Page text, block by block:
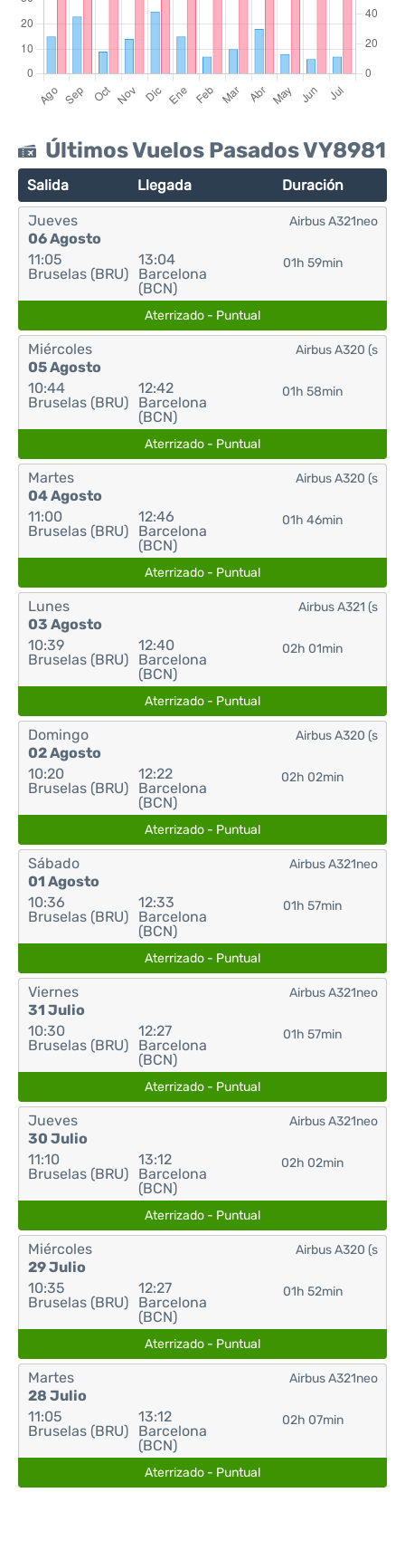
Últimos Vuelos Pasados VY8981
Salida Llegada Duración
Jueves
06 Agosto
11:05
Bruselas (BRU)
13:04
Barcelona
(BCN)
01h 59min
Airbus A321neo
Aterrizado - Puntual
Miércoles
05 Agosto
10:44
Bruselas (BRU)
12:42
Barcelona
(BCN)
01h 58min
Airbus A320 (s
Aterrizado - Puntual
Martes
04 Agosto
11:00
Bruselas (BRU)
12:46
Barcelona
(BCN)
01h 46min
Airbus A320 (s
Aterrizado - Puntual
Lunes
03 Agosto
10:39
Bruselas (BRU)
12:40
Barcelona
(BCN)
02h 01min
Airbus A321 (s
Aterrizado - Puntual
Domingo
02 Agosto
10:20
Bruselas (BRU)
12:22
Barcelona
(BCN)
02h 02min
Airbus A320 (s
Aterrizado - Puntual
Sábado
01 Agosto
10:36
Bruselas (BRU)
12:33
Barcelona
(BCN)
01h 57min
Airbus A321neo
Aterrizado - Puntual
Viernes
31 Julio
10:30
Bruselas (BRU)
12:27
Barcelona
(BCN)
01h 57min
Airbus A321neo
Aterrizado - Puntual
Jueves
30 Julio
11:10
Bruselas (BRU)
13:12
Barcelona
(BCN)
02h 02min
Airbus A321neo
Aterrizado - Puntual
Miércoles
29 Julio
10:35
Bruselas (BRU)
12:27
Barcelona
(BCN)
01h 52min
Airbus A320 (s
Aterrizado - Puntual
Martes
28 Julio
11:05
Bruselas (BRU)
13:12
Barcelona
(BCN)
02h 07min
Airbus A321neo
Aterrizado - Puntual